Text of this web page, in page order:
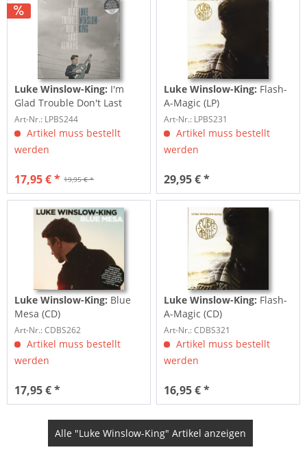
Luke Winslow-King: I'm
Glad Trouble Don't Last
Always (LP, 180g...
Art-Nr.: LPBS244
Artikel muss bestellt
werden
19,95 € *
17,95 € *
Luke Winslow-King: Flash-
A-Magic (LP)
Art-Nr.: LPBS231
Artikel muss bestellt
werden
29,95 € *
Luke Winslow-King: Blue
Mesa (CD)
Art-Nr.: CDBS262
Artikel muss bestellt
werden
17,95 € *
Luke Winslow-King: Flash-
A-Magic (CD)
Art-Nr.: CDBS321
Artikel muss bestellt
werden
16,95 € *
Alle "Luke Winslow-King" Artikel anzeigen